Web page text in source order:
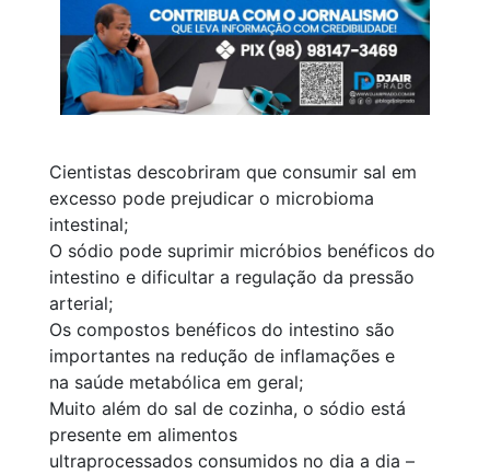
Cientistas descobriram que consumir sal em
excesso pode prejudicar o microbioma
intestinal;
O sódio pode suprimir micróbios benéficos do
intestino e dificultar a regulação da pressão
arterial;
Os compostos benéficos do intestino são
importantes na redução de inflamações e
na saúde metabólica em geral;
Muito além do sal de cozinha, o sódio está
presente em alimentos
ultraprocessados consumidos no dia a dia –